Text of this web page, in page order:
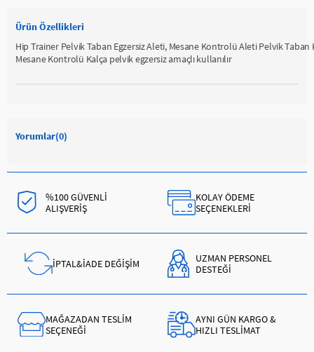
Ürün Özellikleri
Hip Trainer Pelvik Taban Egzersiz Aleti, Mesane Kontrolü Aleti Pelvik
Mesane Kontrolü Kalça pelvik egzersiz amaçlı kullanılır
Yorumlar(0)
%100 GÜVENLİ
ALIŞVERİŞ
KOLAY ÖDEME
SEÇENEKLERİ
İPTAL&İADE DEĞİŞİM
UZMAN PERSONEL
DESTEĞİ
MAĞAZADAN TESLİM
SEÇENEĞİ
AYNI GÜN KARGO &
HIZLI TESLİMAT